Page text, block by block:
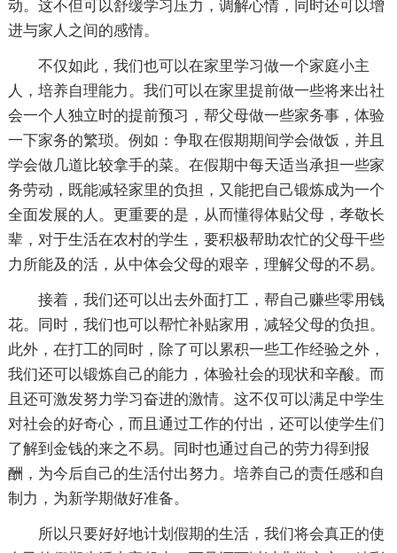
动。这不但可以舒缓学习压力，调解心情，同时还可以增
进与家人之间的感情。
不仅如此，我们也可以在家里学习做一个家庭小主
人，培养自理能力。我们可以在家里提前做一些将来出社
会一个人独立时的提前预习，帮父母做一些家务事，体验
一下家务的繁琐。例如：争取在假期期间学会做饭，并且
学会做几道比较拿手的菜。在假期中每天适当承担一些家
务劳动，既能减轻家里的负担，又能把自己锻炼成为一个
全面发展的人。更重要的是，从而懂得体贴父母，孝敬长
辈，对于生活在农村的学生，要积极帮助农忙的父母干些
力所能及的活，从中体会父母的艰辛，理解父母的不易。
接着，我们还可以出去外面打工，帮自己赚些零用钱
花。同时，我们也可以帮忙补贴家用，减轻父母的负担。
此外，在打工的同时，除了可以累积一些工作经验之外，
我们还可以锻炼自己的能力，体验社会的现状和辛酸。而
且还可激发努力学习奋进的激情。这不仅可以满足中学生
对社会的好奇心，而且通过工作的付出，还可以使学生们
了解到金钱的来之不易。同时也通过自己的劳力得到报
酬，为今后自己的生活付出努力。培养自己的责任感和自
制力，为新学期做好准备。
所以只要好好地计划假期的生活，我们将会真正的使